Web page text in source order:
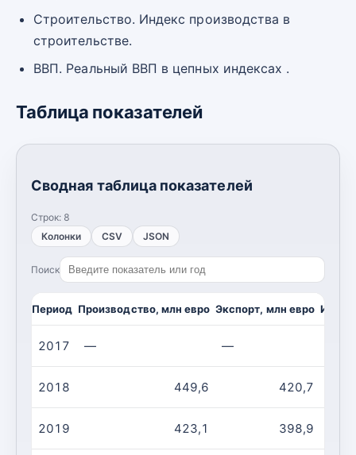
Строительство. Индекс производства в
строительстве.
ВВП. Реальный ВВП в цепных индексах .
Таблица показателей
Сводная таблица показателей
Строк: 8
Колонки
CSV JSON
Поиск
Период Производство, млн евро Экспорт, млн евро
2017 — —
2018 449,6 420,7
2019 423,1 398,9